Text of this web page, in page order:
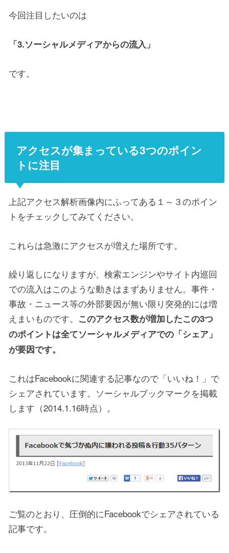
今回注目したいのは
「3.ソーシャルメディアからの流入」
です。
アクセスが集まっている3つのポイン
トに注目
上記アクセス解析画像内にふってある１～３のポイン
トをチェックしてみてください。
これらは急激にアクセスが増えた場所です。
繰り返しになりますが、検索エンジンやサイト内巡回
での流入はこのような動きはまずありません。事件・
事故・ニュース等の外部要因が無い限り突発的には増
えまいものです。 このアクセス数が増加したこの3つ
のポイントは全てソーシャルメディアでの「シェア」
が要因です。
これはFacebookに関連する記事なので「いいね！」で
シェアされています。ソーシャルブックマークを掲載
します（2014.1.16時点）。
ご覧のとおり、圧倒的にFacebookでシェアされている
記事です。